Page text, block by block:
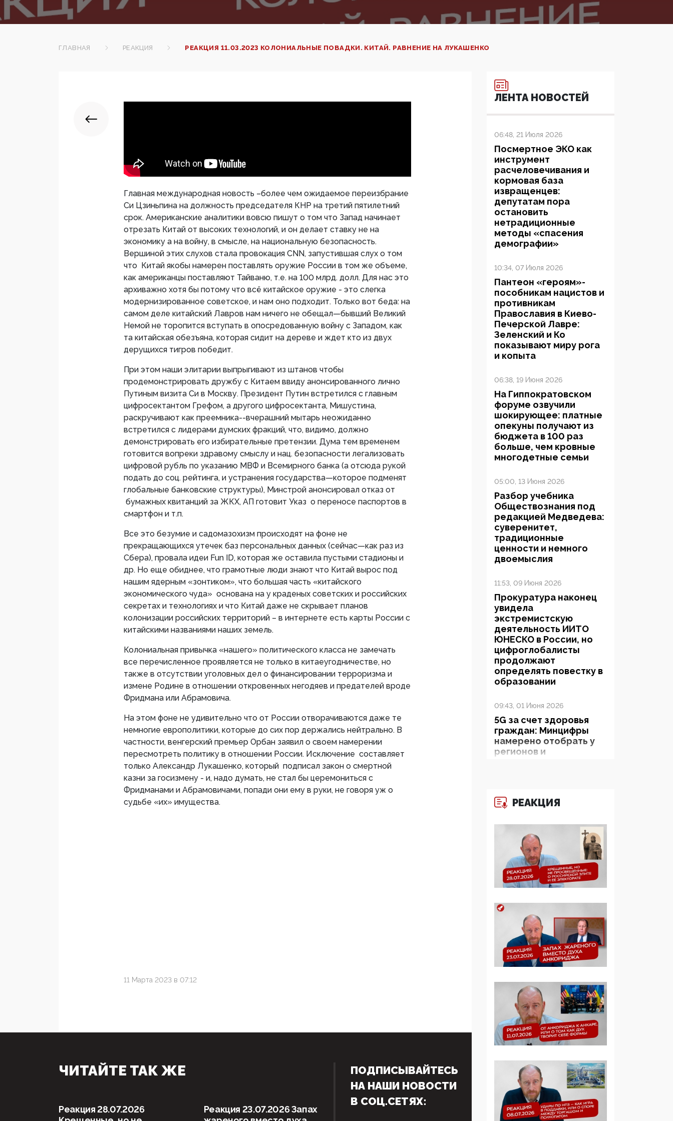
ГЛАВНАЯ РЕАКЦИЯ РЕАКЦИЯ 11.03.2023 КОЛОНИАЛЬНЫЕ ПОВАДКИ. КИТАЙ. РАВНЕНИЕ НА ЛУКАШЕНКО
Главная международная новость –более чем ожидаемое переизбрание
Си Цзиньпина на должность председателя КНР на третий пятилетний
срок. Американские аналитики вовсю пишут о том что Запад начинает
отрезать Китай от высоких технологий, и он делает ставку не на
экономику а на войну, в смысле, на национальную безопасность.
Вершиной этих слухов стала провокация CNN, запустившая слух о том
что Китай якобы намерен поставлять оружие России в том же объеме,
как американцы поставляют Тайваню, т.е. на 100 млрд. долл. Для нас это
архиважно хотя бы потому что всё китайское оружие - это слегка
модернизированное советское, и нам оно подходит. Только вот беда: на
самом деле китайский Лавров нам ничего не обещал—бывший Великий
Немой не торопится вступать в опосредованную войну с Западом, как
та китайская обезъяна, которая сидит на дереве и ждет кто из двух
дерущихся тигров победит.
При этом наши элитарии выпрыгивают из штанов чтобы
продемонстрировать дружбу с Китаем ввиду анонсированного лично
Путиным визита Си в Москву. Президент Путин встретился с главным
цифросектантом Грефом, а другого цифросектанта, Мишустина,
раскручивают как преемника--вчерашний мытарь неожиданно
встретился с лидерами думских фракций, что, видимо, должно
демонстрировать его избирательные претензии. Дума тем временем
готовится вопреки здравому смыслу и нац. безопасности легализовать
цифровой рубль по указанию МВФ и Всемирного банка (а отсюда рукой
подать до соц. рейтинга, и устранения государства—которое подменят
глобальные банковские структуры), Минстрой анонсировал отказ от
бумажных квитанций за ЖКХ, АП готовит Указ о переносе паспортов в
смартфон и т.п.
Все это безумие и садомазохизм происходят на фоне не
прекращающихся утечек баз персональных данных (сейчас—как раз из
Сбера), провала идеи Fun ID, которая же оставила пустыми стадионы и
др. Но еще обиднее, что грамотные люди знают что Китай вырос под
нашим ядерным «зонтиком», что большая часть «китайского
экономического чуда» основана на у краденых советских и российских
секретах и технологиях и что Китай даже не скрывает планов
колонизации российских территорий – в интернете есть карты России с
китайскими названиями наших земель.
Колониальная привычка «нашего» политического класса не замечать
все перечисленное проявляется не только в китаеугодничестве, но
также в отсутствии уголовных дел о финансировании терроризма и
измене Родине в отношении откровенных негодяев и предателей вроде
Фридмана или Абрамовича.
На этом фоне не удивительно что от России отворачиваются даже те
немногие европолитики, которые до сих пор держались нейтрально. В
частности, венгерский премьер Орбан заявил о своем намерении
пересмотреть политику в отношении России. Исключение составляет
только Александр Лукашенко, который подписал закон о смертной
казни за госизмену - и, надо думать, не стал бы церемониться с
Фридманами и Абрамовичами, попади они ему в руки, не говоря уж о
судьбе «их» имущества.
11 Марта 2023 в 07:12
ЛЕНТА НОВОСТЕЙ
06:48, 21 Июля 2026
Посмертное ЭКО как
инструмент
расчеловечивания и
кормовая база
извращенцев:
депутатам пора
остановить
нетрадиционные
методы «спасения
демографии»
10:34, 07 Июля 2026
Пантеон «героям»-
пособникам нацистов и
противникам
Православия в Киево-
Печерской Лавре:
Зеленский и Ко
показывают миру рога
и копыта
06:38, 19 Июня 2026
На Гиппократовском
форуме озвучили
шокирующее: платные
опекуны получают из
бюджета в 100 раз
больше, чем кровные
многодетные семьи
05:00, 13 Июня 2026
Разбор учебника
Обществознания под
редакцией Медведева:
суверенитет,
традиционные
ценности и немного
двоемыслия
11:53, 09 Июня 2026
Прокуратура наконец
увидела
экстремистскую
деятельность ИИТО
ЮНЕСКО в России, но
цифроглобалисты
продолжают
определять повестку в
образовании
09:43, 01 Июня 2026
5G за счет здоровья
граждан: Минцифры
намерено отобрать у
регионов и
Роскомнадзор
освободили от борца с
деструктивным и
опасным контентом
07:39, 25 Мая 2026
Манифест против
семьи и традиционных
ценностей: «Новые
люди» поднимают
электорат феминисток
на битву с
мужчинами-«бабуинам
05:08, 15 Мая 2026
Эзотерика,
инфоцыганство и
лженаука под ширмой
защиты традиционных
выступал на форуме
«Россия 809. Традиции
будущего»
09:40, 06 Мая 2026
РЕАКЦИЯ
ЧИТАЙТЕ ТАК ЖЕ
Реакция 28.07.2026
Реакция 23.07.2026 Запах
ПОДПИСЫВАЙТЕСЬ
НА НАШИ НОВОСТИ
В СОЦ.СЕТЯХ: